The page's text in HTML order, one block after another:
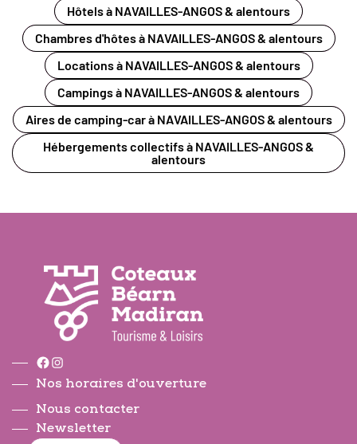
Hôtels à NAVAILLES-ANGOS & alentours
Chambres d'hôtes à NAVAILLES-ANGOS & alentours
Locations à NAVAILLES-ANGOS & alentours
Campings à NAVAILLES-ANGOS & alentours
Aires de camping-car à NAVAILLES-ANGOS & alentours
Hébergements collectifs à NAVAILLES-ANGOS &
alentours
Facebook
Instagram
Nos horaires d'ouverture
Nous contacter
Newsletter